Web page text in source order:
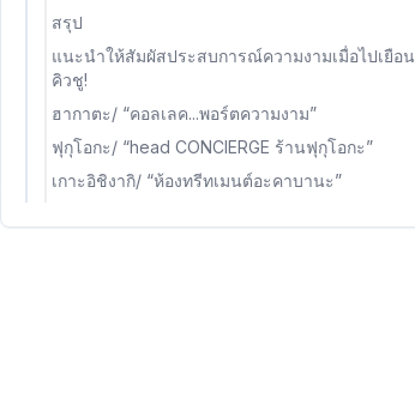
สรุป
แนะนำให้สัมผัสประสบการณ์ความงามเมื่อไปเยือน
คิวชู!
ฮากาตะ/ “คอลเลค...พอร์ตความงาม”
ฟุกุโอกะ/ “head CONCIERGE ร้านฟุกุโอกะ”
เกาะอิชิงากิ/ “ห้องทรีทเมนต์อะคาบานะ”